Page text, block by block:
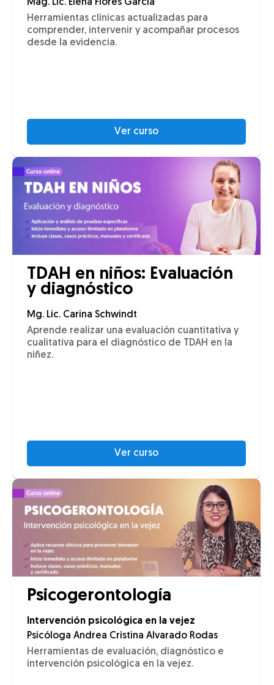
Mag. Lic. Elena Flores García
Herramientas clínicas actualizadas para
comprender, intervenir y acompañar procesos
desde la evidencia.
Ver curso
TDAH en niños: Evaluación
y diagnóstico
Mg. Lic. Carina Schwindt
Aprende realizar una evaluación cuantitativa y
cualitativa para el diagnóstico de TDAH en la
niñez.
Ver curso
Psicogerontología
Intervención psicológica en la vejez
Psicóloga Andrea Cristina Alvarado Rodas
Herramientas de evaluación, diagnóstico e
intervención psicológica en la vejez.